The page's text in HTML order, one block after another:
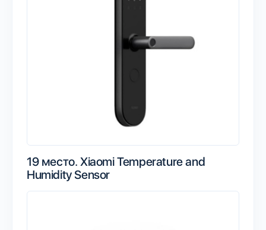
19 место. Xiaomi Temperature and
Humidity Sensor